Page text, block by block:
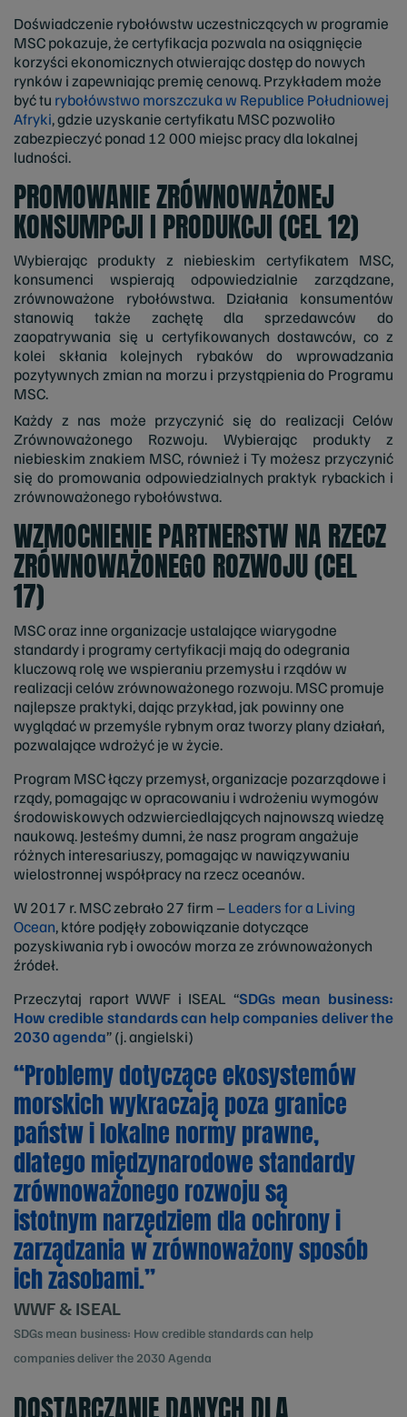
Doświadczenie rybołówstw uczestniczących w programie
MSC pokazuje, że certyfikacja pozwala na osiągnięcie
korzyści ekonomicznych otwierając dostęp do nowych
rynków i zapewniając premię cenową. Przykładem może
być tu rybołówstwo morszczuka w Republice Południowej
Afryki, gdzie uzyskanie certyfikatu MSC pozwoliło
zabezpieczyć ponad 12 000 miejsc pracy dla lokalnej
ludności.
PROMOWANIE ZRÓWNOWAŻONEJ
KONSUMPCJI I PRODUKCJI (CEL 12)
Wybierając produkty z niebieskim certyfikatem MSC,
konsumenci wspierają odpowiedzialnie zarządzane,
zrównoważone rybołówstwa. Działania konsumentów
stanowią także zachętę dla sprzedawców do
zaopatrywania się u certyfikowanych dostawców, co z
kolei skłania kolejnych rybaków do wprowadzania
pozytywnych zmian na morzu i przystąpienia do Programu
MSC.
Każdy z nas może przyczynić się do realizacji Celów
Zrównoważonego Rozwoju. Wybierając produkty z
niebieskim znakiem MSC, również i Ty możesz przyczynić
się do promowania odpowiedzialnych praktyk rybackich i
zrównoważonego rybołówstwa.
WZMOCNIENIE PARTNERSTW NA RZECZ
ZRÓWNOWAŻONEGO ROZWOJU (CEL
17)
MSC oraz inne organizacje ustalające wiarygodne
standardy i programy certyfikacji mają do odegrania
kluczową rolę we wspieraniu przemysłu i rządów w
realizacji celów zrównoważonego rozwoju. MSC promuje
najlepsze praktyki, dając przykład, jak powinny one
wyglądać w przemyśle rybnym oraz tworzy plany działań,
pozwalające wdrożyć je w życie.
Program MSC łączy przemysł, organizacje pozarządowe i
rządy, pomagając w opracowaniu i wdrożeniu wymogów
środowiskowych odzwierciedlających najnowszą wiedzę
naukową. Jesteśmy dumni, że nasz program angażuje
różnych interesariuszy, pomagając w nawiązywaniu
wielostronnej współpracy na rzecz oceanów.
W 2017 r. MSC zebrało 27 firm –Leaders for a Living
Ocean, które podjęły zobowiązanie dotyczące
pozyskiwania ryb i owoców morza ze zrównoważonych
źródeł.
Przeczytaj raport WWF i ISEAL “SDGs mean business:
How credible standards can help companies deliver the
2030 agenda” (j. angielski)
“Problemy dotyczące ekosystemów
morskich wykraczają poza granice
państw i lokalne normy prawne,
dlatego międzynarodowe standardy
zrównoważonego rozwoju są
istotnym narzędziem dla ochrony i
zarządzania w zrównoważony sposób
ich zasobami.”
WWF & ISEAL
SDGs mean business: How credible standards can help
companies deliver the 2030 Agenda